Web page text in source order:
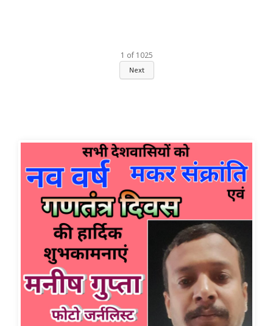
1 of 1025
Next